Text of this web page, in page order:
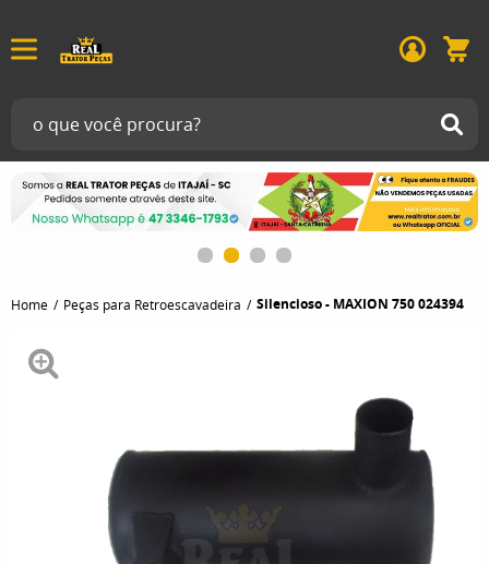
Home Peças para Retroescavadeira Silencioso - MAXION 750 024394